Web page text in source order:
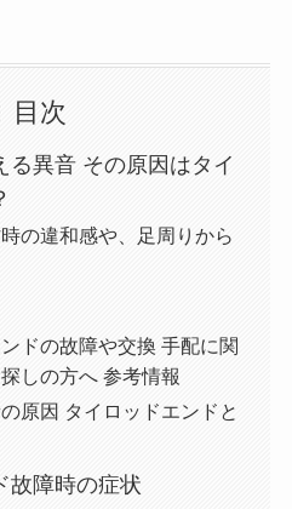
目次
る異音 その原因はタイ
の違和感や、足周りから
ドの故障や交換 手配に関
しの方へ 参考情報
原因 タイロッドエンドと
故障時の症状